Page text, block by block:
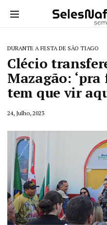
DURANTE A FESTA DE SÃO TIAGO
Clécio
Mazagão:
tem que vir
24, Julho, 2023